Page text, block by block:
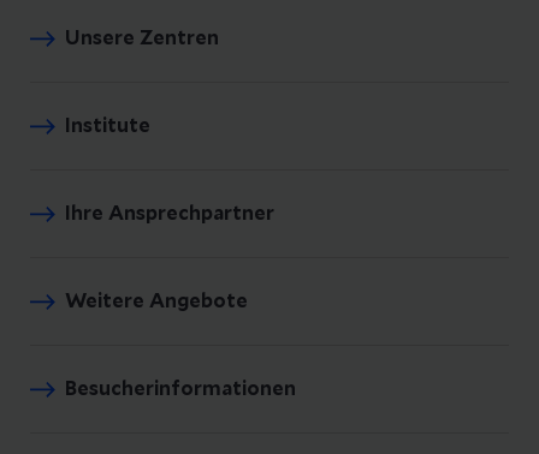
Unsere Zentren
Institute
Ihre Ansprechpartner
Weitere Angebote
Besucherinformationen